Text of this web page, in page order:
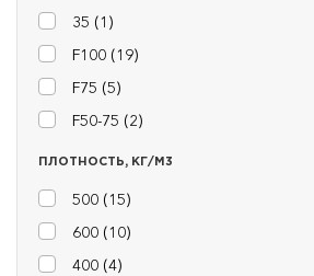
35 (1 )
F100 (19)
F75 (5)
F50-75 (2)
ПЛОТНОСТЬ, КГ/М3
500 (15)
600 (10)
400 (4)